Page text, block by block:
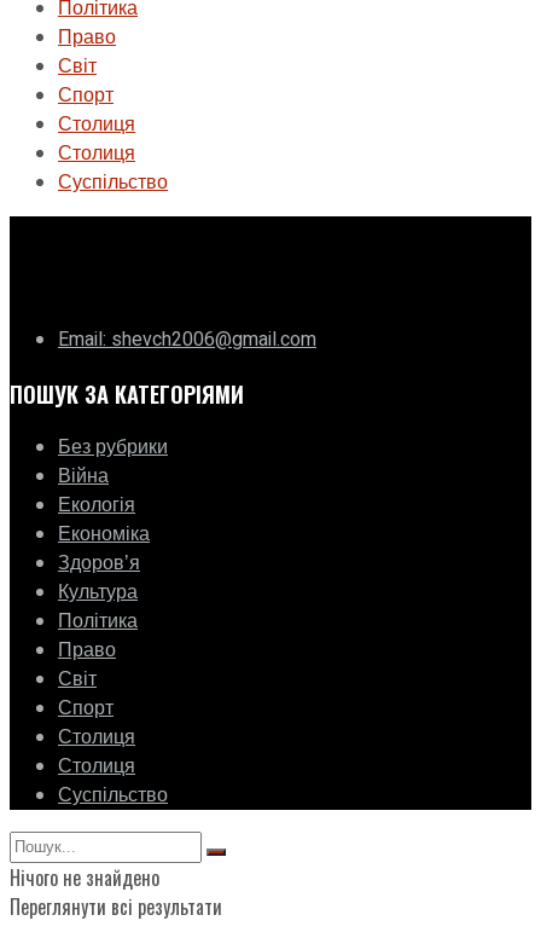
Політика
Право
Світ
Спорт
Столиця
Столиця
Суспільство
Email: shevch2006@gmail.com
ПОШУК ЗА КАТЕГОРІЯМИ
Без рубрики
Війна
Екологія
Економіка
Здоровʼя
Культура
Політика
Право
Світ
Спорт
Столиця
Столиця
Суспільство
Нічого не знайдено
Переглянути всі результати